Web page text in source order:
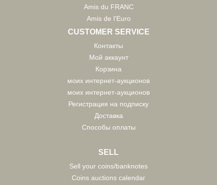
Amis du FRANC
Amis de l'Euro
CUSTOMER SERVICE
Контакты
Мой аккаунт
Корзина
моих интернет-аукционов
моих интернет-аукционов
Регистрация на подписку
Доставка
Способы оплаты
SELL
Sell your coins/banknotes
Coins auctions calendar